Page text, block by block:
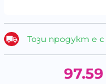
Този продукт е с
97.59